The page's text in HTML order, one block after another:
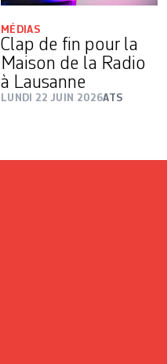
MÉDIAS
Clap de fin pour la
Maison de la Radio
à Lausanne
LUNDI 22 JUIN 2026ATS